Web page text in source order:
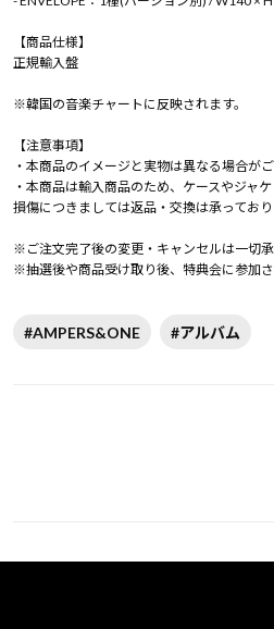
【商品仕様】
正規輸入盤
※韓国の音楽チャートに反映されます。
【注意事項】
・本商品のイメージと実物は異なる場合がご
・本商品は輸入商品のため、ケースやジャ
損傷につきましては返品・交換は承ってお
※ご注文完了後の変更・キャンセルは一切承
※抽選後や商品受け取り後、特典会に参加
#AMPERS&ONE #アルバム